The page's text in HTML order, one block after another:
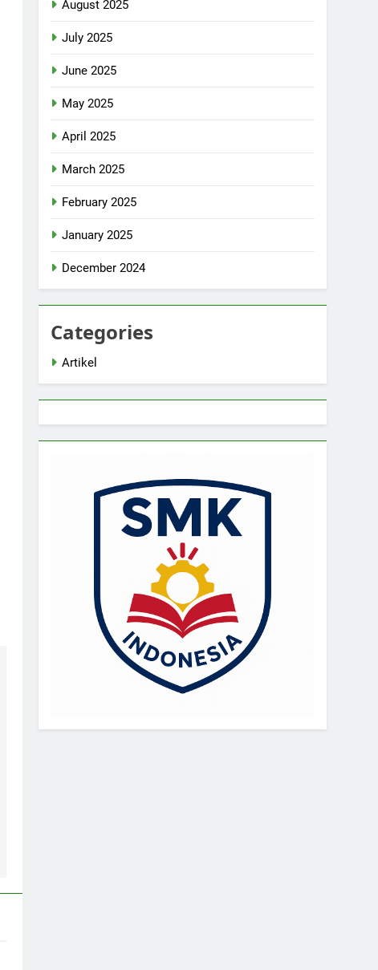
August 2025
July 2025
June 2025
May 2025
April 2025
March 2025
February 2025
January 2025
December 2024
Categories
Artikel